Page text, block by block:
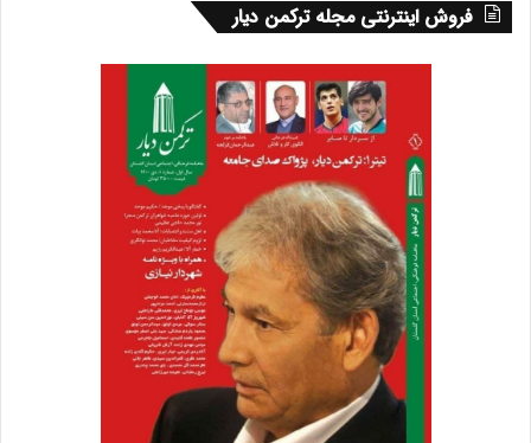
فروش اینترنتی مجله ترکمن دیار